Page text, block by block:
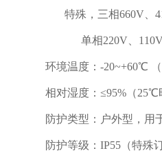
特殊，三相660V、
单相220V、110V
环境温度：-20~+60℃
相对湿度：≤95%（25℃
防护类型：户外型，用
防护等级：IP55（特殊